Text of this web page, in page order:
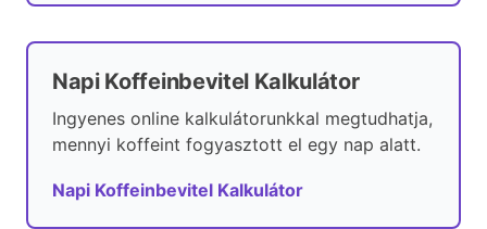
Napi Koffeinbevitel Kalkulátor
Ingyenes online kalkulátorunkkal megtudhatja,
mennyi koffeint fogyasztott el egy nap alatt.
Napi Koffeinbevitel Kalkulátor